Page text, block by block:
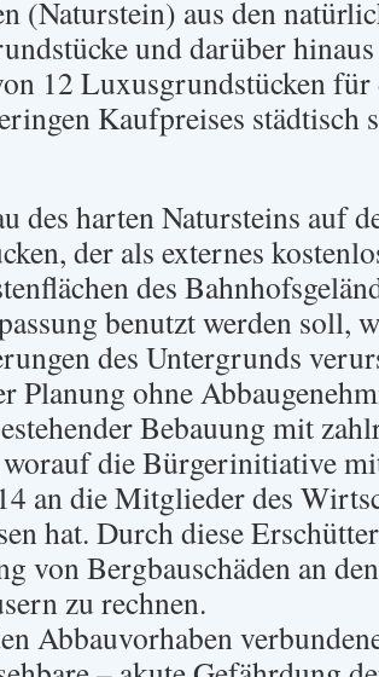
(Naturstein) aus den
und darüber
12 Luxusgrundstücken
Kaufpreises städtisch
des harten Natursteins auf
der als externes
des
benutzt werden soll,
des Untergrunds
Planung ohne
Bebauung mit
die Bürgerinitiative
an die Mitglieder des
hat. Durch diese
von Bergbauschäden an
zu rechnen.
Abbauvorhaben